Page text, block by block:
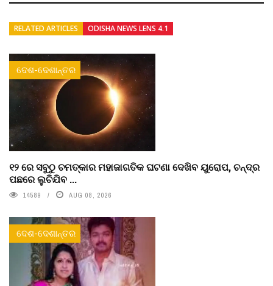
RELATED ARTICLES ODISHA NEWS LENS 4.1
ଦେଶ-ଦେଶାନ୍ତର
୧୨ ରେ ସବୁଠୁ ଚମତ୍କାର ମହାଜାଗତିକ ଘଟଣା ଦେଖିବ ୟୁରୋପ, ଚନ୍ଦ୍ର
ପଛରେ ଲୁଚିଯିବ ...
14589 AUG 08, 2026
ଦେଶ-ଦେଶାନ୍ତର